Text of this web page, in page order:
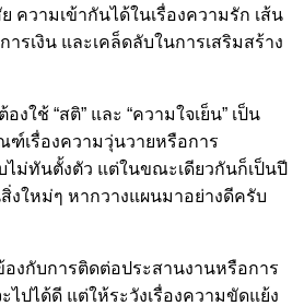
ความเข้ากันได้ในเรื่องความรัก เส้น
รเงิน และเคล็ดลับในการเสริมสร้าง
งใช้ “สติ” และ “ความใจเย็น” เป็น
ฑ์เรื่องความวุ่นวายหรือการ
ไม่ทันตั้งตัว แต่ในขณะเดียวกันก็เป็นปี
งใหม่ๆ หากวางแผนมาอย่างดีครับ
องกับการติดต่อประสานงานหรือการ
ปได้ดี แต่ให้ระวังเรื่องความขัดแย้ง